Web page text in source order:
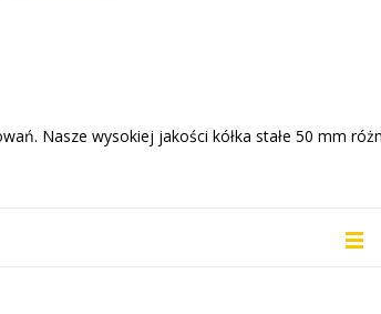
Nasze wysokiej jakości kółka stałe 50 mm